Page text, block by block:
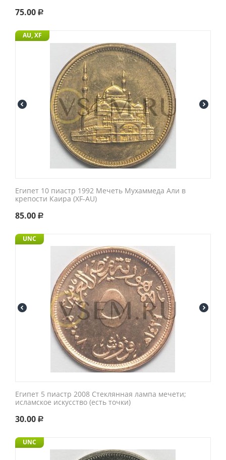
75.00 Р
AU, XF
Египет 10 пиастр 1992 Мечеть Мухаммеда Али в
крепости Каира (XF-AU)
85.00 Р
UNC
Египет 5 пиастр 2008 Стеклянная лампа мечети;
исламское искусство (есть точки)
30.00 Р
UNC